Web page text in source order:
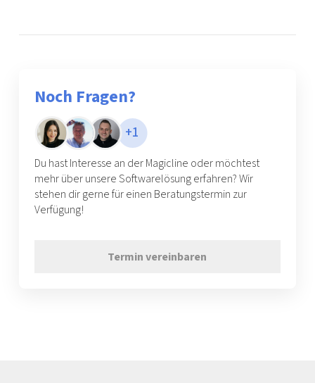
Noch Fragen?
+1
Du hast Interesse an der Magicline oder möchtest
mehr über unsere Softwarelösung erfahren? Wir
stehen dir gerne für einen Beratungstermin zur
Verfügung!
Termin vereinbaren